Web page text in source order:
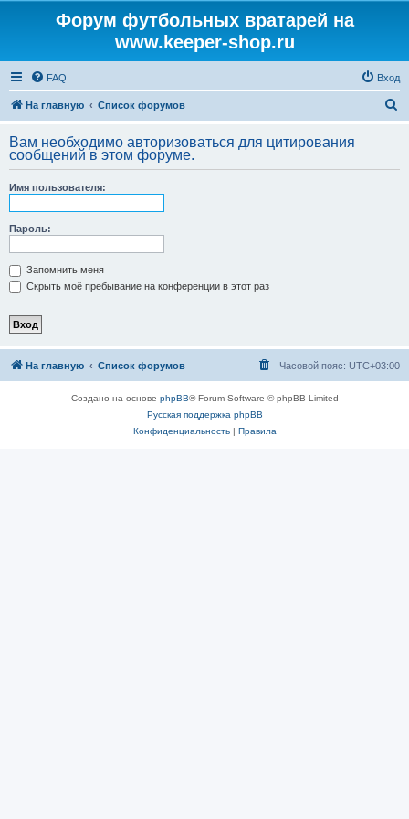
Форум футбольных вратарей на
www.keeper-shop.ru
FAQ Вход
На главную Список форумов
с
Вам необходимо авторизоваться для цитирования
сообщений в этом форуме.
Имя пользователя:
Пароль:
Запомнить меня
Скрыть моё пребывание на конференции в этот раз
На главную Список форумов Часовой пояс: UTC+03:00
Создано на основе phpBB® Forum Software © phpBB Limited
Русская поддержка phpBB
Конфиденциальность| Правила